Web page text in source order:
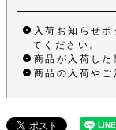
入荷お知らせ
てください。
商品が入荷した
商品の入荷やご